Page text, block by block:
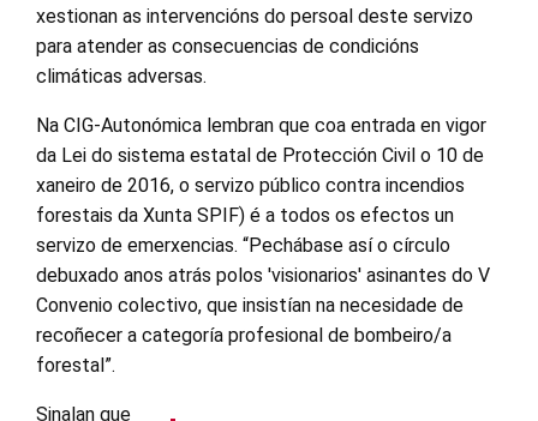
xestionan as intervencións do persoal deste servizo
para atender as consecuencias de condicións
climáticas adversas.
Na CIG-Autonómica lembran que coa entrada en vigor
da Lei do sistema estatal de Protección Civil o 10 de
xaneiro de 2016, o servizo público contra incendios
forestais da Xunta SPIF) é a todos os efectos un
servizo de emerxencias. “Pechábase así o círculo
debuxado anos atrás polos 'visionarios' asinantes do V
Convenio colectivo, que insistían na necesidade de
recoñecer a categoría profesional de bombeiro/a
forestal”.
Sinalan que